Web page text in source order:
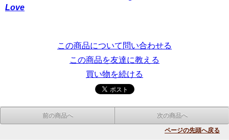
Love
この商品について問い合わせる
この商品を友達に教える
買い物を続ける
前の商品へ 次の商品へ
ページの先頭へ戻る